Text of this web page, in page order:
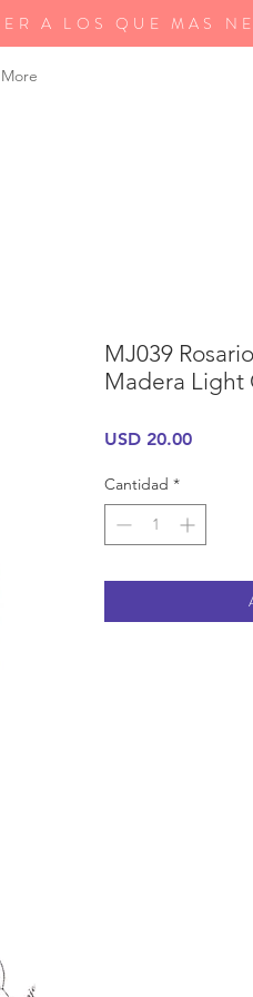
More
A LOS QUE MAS
MJ039
Madera Light
USD 20.00Precio
Cantidad *